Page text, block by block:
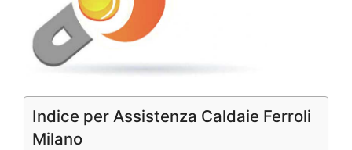
Indice per Assistenza Caldaie Ferroli
Milano